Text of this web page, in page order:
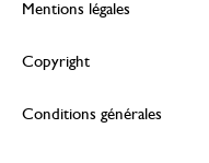
Mentions légales
Copyright
Conditions générales